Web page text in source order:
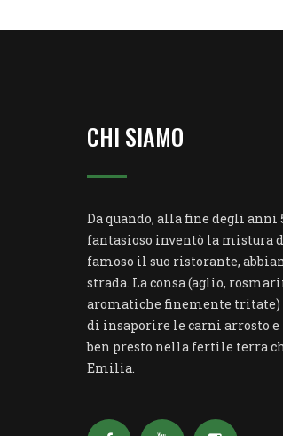
CHI SIAMO
Da quando, alla fine degli anni
fantasioso inventò la mistura
famoso il suo ristorante,
strada. La consa (aglio,
aromatiche finemente
di insaporire le carni arrosto e
ben presto nella fertile terra
Emilia.